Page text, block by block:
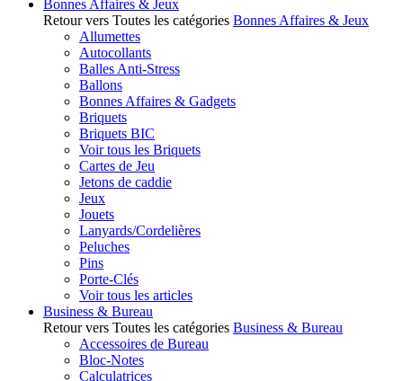
Bonnes Affaires & Jeux
Retour vers Toutes les catégories Bonnes Affaires & Jeux
Allumettes
Autocollants
Balles Anti-Stress
Ballons
Bonnes Affaires & Gadgets
Briquets
Briquets BIC
Voir tous les Briquets
Cartes de Jeu
Jetons de caddie
Jeux
Jouets
Lanyards/Cordelières
Peluches
Pins
Porte-Clés
Voir tous les articles
Business & Bureau
Retour vers Toutes les catégories Business & Bureau
Accessoires de Bureau
Bloc-Notes
Calculatrices